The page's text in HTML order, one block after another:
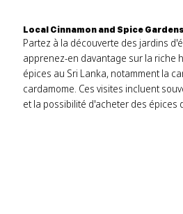
Local Cinnamon and Spice Gardens
Partez à la découverte des jardins
apprenez-en davantage sur la riche
épices au Sri Lanka, notamment la
cardamome. Ces visites incluent
et la possibilité d'acheter des épices